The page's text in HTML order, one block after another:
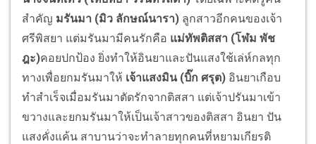
สำคัญ มรันมา (มิว ลักษณ์นารา) ลูกสาวอีกคนของเจ้า
ศรีพิสยา แต่มรันมามีคนรักคือ แม่ทัพติสสา (โฬม พัช
ฎะ)คอยปกป้อง ยิ่งทำให้อินยาและปันแสงใช้เล่ห์กลทุก
ทางเพื่อยกมรันมาให้ เจ้าแสงมิน (บิ๊ก ศรุต) อินยาเกือบ
ทำสำเร็จเมื่อมรันมาตัดรักจากติสสา แต่เจ้าปรันมาเข้า
ขวางและยกมรันมาให้เป็นเจ้าสาวของติสสา อินยา ปัน
แสงคั่งแค้น สาบานว่าจะทำลายทุกคนที่หยามเกียรติ